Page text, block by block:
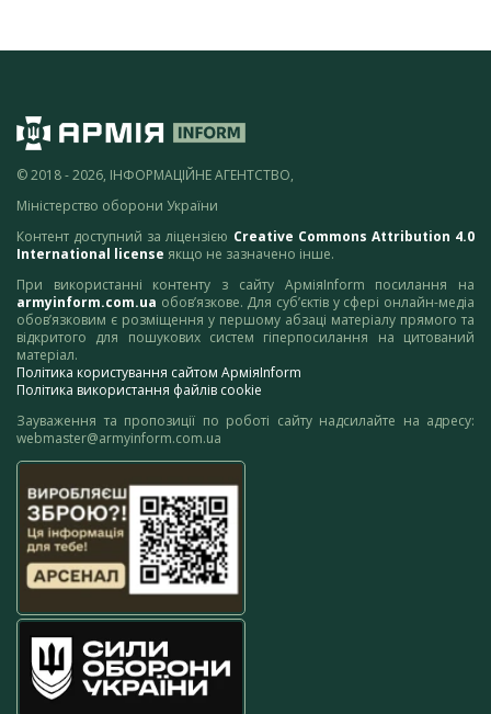
© 2018 - 2026, ІНФОРМАЦІЙНЕ АГЕНТСТВО,
Міністерство оборони України
Контент доступний за ліцензією Creative Commons Attribution 4.0
International license якщо не зазначено інше.
При використанні контенту з сайту АрміяInform посилання на
armyinform.com.ua обов’язкове. Для суб’єктів у сфері онлайн-медіа
обов’язковим є розміщення у першому абзаці матеріалу прямого та
відкритого для пошукових систем гіперпосилання на цитований
матеріал.
Політика користування сайтом АрміяInform
Політика використання файлів cookie
Зауваження та пропозиції по роботі сайту надсилайте на адресу:
webmaster@armyinform.com.ua